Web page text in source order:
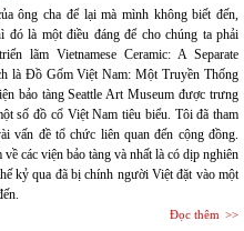
ông cha để lại mà mình không biết đến,
đó là một điều đáng để cho chúng ta phải
lãm Vietnamese Ceramic: A Separate
là Đồ Gốm Việt Nam: Một Truyền Thống
bảo tàng Seattle Art Museum được trưng
số đồ cổ Việt Nam tiêu biểu. Tôi đã tham
vấn đề tổ chức liên quan đến cộng đồng.
các viện bảo tàng và nhất là có dịp nghiên
kỷ qua đã bị chính người Việt đặt vào một
Đọc thêm